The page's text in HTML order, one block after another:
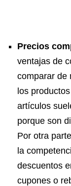
Precios
ventajas de
comparar de
los
artículos
porque son
Por otra
la
descuentos
cupones o